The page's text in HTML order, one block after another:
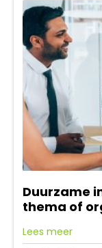
Duurzame
thema of
Lees meer